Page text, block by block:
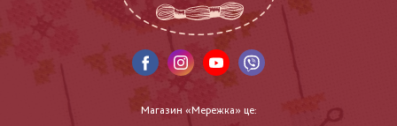
Магазин «Мережка» це: